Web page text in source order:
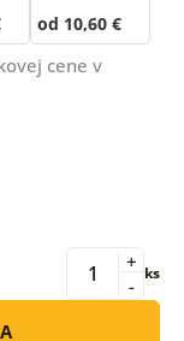
od 10,60 €
cene v
-
+ ks